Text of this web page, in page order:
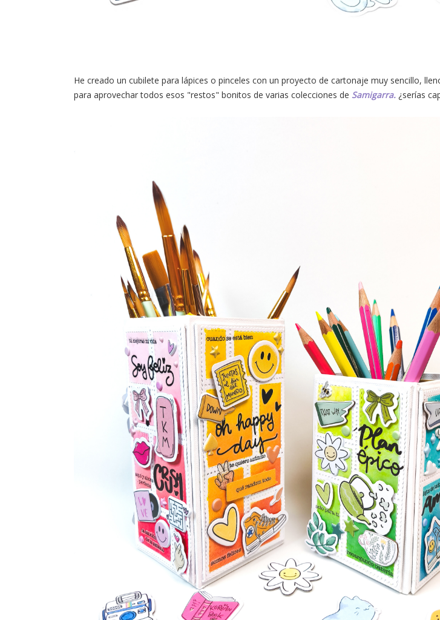
He creado un cubilete para lápices o pinceles con un proyecto de cartonaje muy sencillo,
para aprovechar todos esos "restos" bonitos de varias colecciones de Samigarra. ¿serías